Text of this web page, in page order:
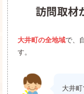
訪問取材
大井町の全地域で、
す。
大井